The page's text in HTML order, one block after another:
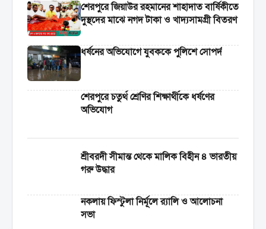
শেরপুরে জিয়াউর রহমানের শাহাদাত বার্ষিকীতে
দুস্থদের মাঝে নগদ টাকা ও খাদ্যসামগ্রী বিতরণ
ধর্ষনের অভিযোগে যুবককে পুলিশে সোপর্দ
শেরপুরে চতুর্থ শ্রেণির শিক্ষার্থীকে ধর্ষণের
অভিযোগ
শ্রীবরদী সীমান্ত থেকে মালিক বিহীন ৪ ভারতীয়
গরু উদ্ধার
নকলায় ফিস্টুলা নির্মূলে র‍্যালি ও আলোচনা
সভা